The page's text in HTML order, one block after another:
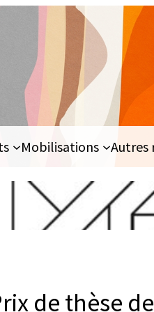
Mobilisations Autres
de thèse